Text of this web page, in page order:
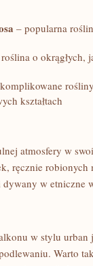
– popularna​
​o ‌okrągłych,
kształtach
atmosfery w
​ręcznie robionych
w‌ etniczne
w stylu
Warto